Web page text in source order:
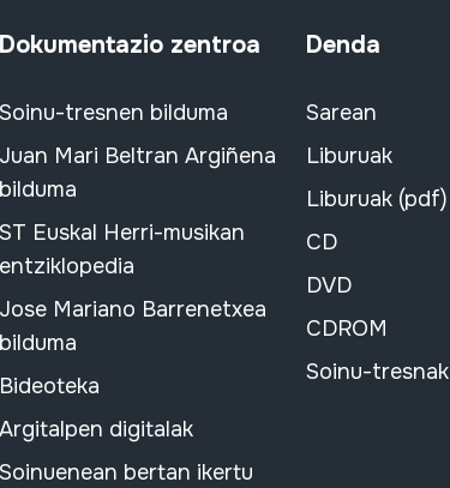
Dokumentazio zentroa
Soinu-tresnen bilduma
Juan Mari Beltran Argiñena
bilduma
ST Euskal Herri-musikan
entziklopedia
Jose Mariano Barrenetxea
bilduma
Bideoteka
Argitalpen digitalak
Soinuenean bertan ikertu
Denda
Sarean
Liburuak
Liburuak (pdf)
CD
DVD
CDROM
Soinu-tresnak